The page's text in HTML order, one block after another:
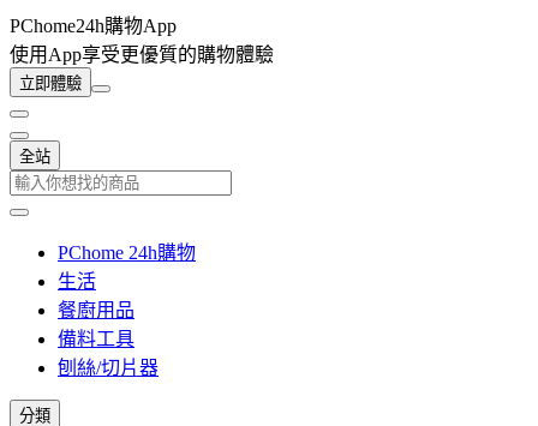
PChome24h購物App
使用App享受更優質的購物體驗
立即體驗
全站
PChome 24h購物
生活
餐廚用品
備料工具
刨絲/切片器
分類